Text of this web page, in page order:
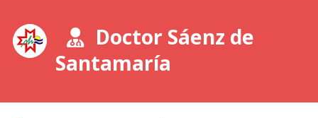
n
Doctor Sáenz de
Santamaría